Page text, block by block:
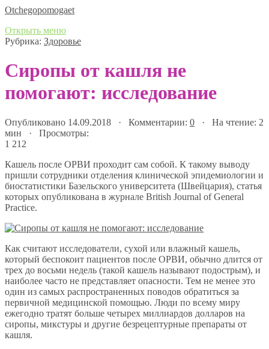
Оtchegopomogaet
Открыть меню
Рубрика: Здоровье
Сиропы от кашля не
помогают: исследование
Опубликовано 14.09.2018 · Комментарии: 0 · На чтение: 2
мин · Просмотры:
1 212
Кашель после ОРВИ проходит сам собой. К такому выводу
пришли сотрудники отделения клинической эпидемиологии и
биостатистики Базельского университета (Швейцария), статья
которых опубликована в журнале British Journal of General
Practice.
Как считают исследователи, сухой или влажный кашель,
который беспокоит пациентов после ОРВИ, обычно длится от
трех до восьми недель (такой кашель называют подострым), и
наиболее часто не представляет опасности. Тем не менее это
один из самых распространенных поводов обратиться за
первичной медицинской помощью. Люди по всему миру
ежегодно тратят больше четырех миллиардов долларов на
сиропы, микстуры и другие безрецептурные препараты от
кашля.